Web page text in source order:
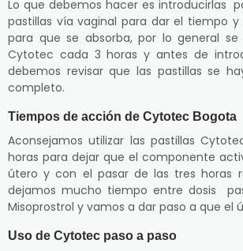
Lo que debemos hacer es introducirlas
pastillas vía vaginal para dar el tiempo y
para que se absorba, por lo general se
Cytotec cada 3 horas y antes de
debemos revisar que las pastillas se
completo.
Tiempos de acción de Cytotec Bogota
Aconsejamos utilizar las pastillas
horas para dejar que el componente
útero y con el pasar de las tres horas
dejamos mucho tiempo entre dosis
Misoprostrol y vamos a dar paso a que el
Uso de Cytotec paso a paso